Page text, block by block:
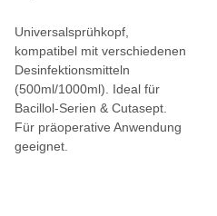
Universalsprühkopf,
kompatibel mit verschiedenen
Desinfektionsmitteln
(500ml/1000ml). Ideal für
Bacillol-Serien & Cutasept.
Für präoperative Anwendung
geeignet.